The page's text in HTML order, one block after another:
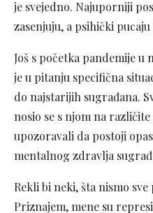
je svejedno. Najuporniji
zasenjuju, a psihički pucaju
Još s početka pandemije u
je u pitanju specifična
do najstarijih sugrađana.
nosio se s njom na
upozoravali da postoji
mentalnog zdravlja
Rekli bi neki, šta nismo
Priznajem, mene su